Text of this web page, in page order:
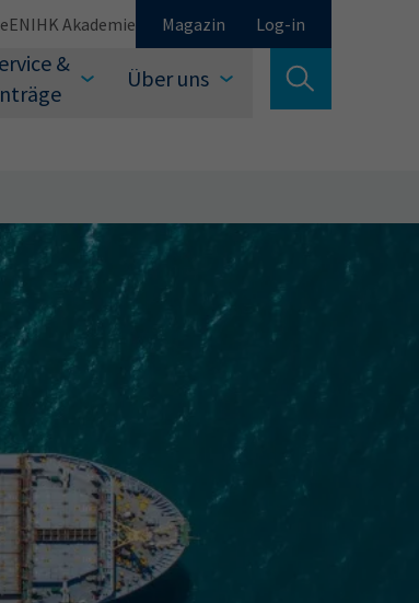
&
Über uns
EN IHK Akademie Magazin Log-in
Suche verlassen